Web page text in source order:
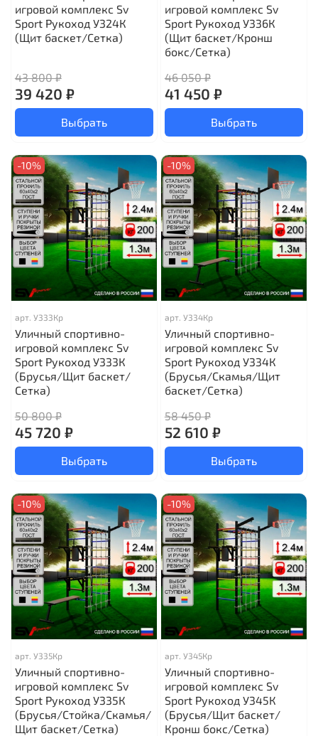
игровой комплекс Sv
Sport Рукоход У324К
(Щит баскет/Сетка)
43 800 ₽
39 420 ₽
Выбрать
игровой комплекс Sv
Sport Рукоход У336К
(Щит баскет/Кронш
бокс/Сетка)
46 050 ₽
41 450 ₽
Выбрать
-10%
арт. У333Кр
Уличный спортивно-
игровой комплекс Sv
Sport Рукоход У333К
(Брусья/Щит баскет/
Сетка)
50 800 ₽
45 720 ₽
Выбрать
-10%
арт. У334Кр
Уличный спортивно-
игровой комплекс Sv
Sport Рукоход У334К
(Брусья/Скамья/Щит
баскет/Сетка)
58 450 ₽
52 610 ₽
Выбрать
-10%
арт. У335Кр
Уличный спортивно-
игровой комплекс Sv
Sport Рукоход У335К
(Брусья/Стойка/Скамья/
Щит баскет/Сетка)
-10%
арт. У345Кр
Уличный спортивно-
игровой комплекс Sv
Sport Рукоход У345К
(Брусья/Щит баскет/
Кронш бокс/Сетка)